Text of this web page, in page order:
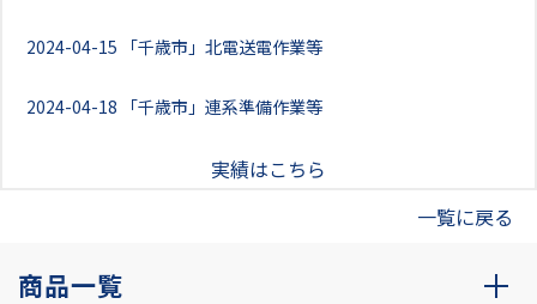
2024-04-15 「千歳市」北電送電作業等
2024-04-18 「千歳市」連系準備作業等
実績はこちら
一覧に戻る
商品一覧